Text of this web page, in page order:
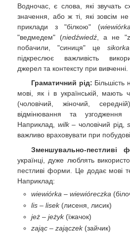
Водночас, є слова, які звучать
значення, або ж ті, які зовсім
приклади з "білкою" (wiewiórka
"ведмедем" (niedźwiedź , а не
побачили, "синиця" це sikorka
підкреслює важливість
джерел та контексту при вивченні.
Граматичний рід: Більшість
мові, як і в українській, мають
(чоловічий, жіночий,
відмінювання та
Наприклад, wilk– чоловічий рід,
важливо враховувати при
Зменшувально-пестливі
українці, дуже люблять
пестливі форми. Це додає мові
Наприклад:
wiewiórka – wiewióreczka
lis – lisek(лисеня, лисик)
jeż – jeżyk(їжачок)
zając – zajączek(зайчик)